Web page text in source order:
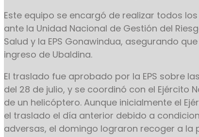
Este equipo se encargó de realizar todos
ante la Unidad Nacional de Gestión del
Salud y la EPS Gonawindua, asegurando
ingreso de Ubaldina.
El traslado fue aprobado por la EPS sobre
del 28 de julio, y se coordinó con el Ejército
de un helicóptero. Aunque inicialmente el
el traslado el día anterior debido a
adversas, el domingo lograron recoger a la